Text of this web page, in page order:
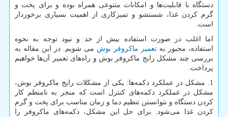
دستگاه با قابلیت‌ها و امکانات متنوعی همراه بوده و برای پخت و
گرم کردن غذا، شستشو و تمیزکاری از اهمیت بسیاری برخوردار
است.
اما اغلب در صورت استفاده بیش از حد و نبود توجه به نحوه
استفاده، مجبور به تعمیر ماکروفر بوش می شویم. در این مقاله به
بررسی چند مشکل رایج ماکروفر بوش و راه‌های تعمیر آن‌ها خواهیم
پرداخت.
1. مشکل در عملکرد دکمه‌ها: یکی از مشکلات رایج ماکروفر بوش،
مشکل در عملکرد دکمه‌های کنترل است که منجر به نامنظم کار
کردن دستگاه و نتوانستن تنظیم دما و زمان مناسب برای پخت و گرم
کردن غذا می‌شود. برای حل این مشکل، دکمه‌های ماکروفر را